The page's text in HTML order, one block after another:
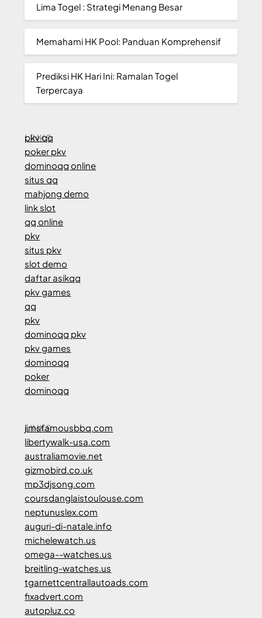
Lima Togel : Strategi Menang Besar
Memahami HK Pool: Panduan Komprehensif
Prediksi HK Hari Ini: Ramalan Togel
Terpercaya
LINKS
pkv qq
poker pkv
dominoqq online
situs qq
mahjong demo
link slot
qq online
pkv
situs pkv
slot demo
daftar asikqq
pkv games
qq
pkv
dominoqq pkv
pkv games
dominoqq
poker
dominoqq
LINKS
jimsfamousbbq.com
libertywalk-usa.com
australiamovie.net
gizmobird.co.uk
mp3djsong.com
coursdanglaistoulouse.com
neptunuslex.com
auguri-di-natale.info
michelewatch.us
omega--watches.us
breitling-watches.us
tgarnettcentrallautoads.com
fixadvert.com
autopluz.co